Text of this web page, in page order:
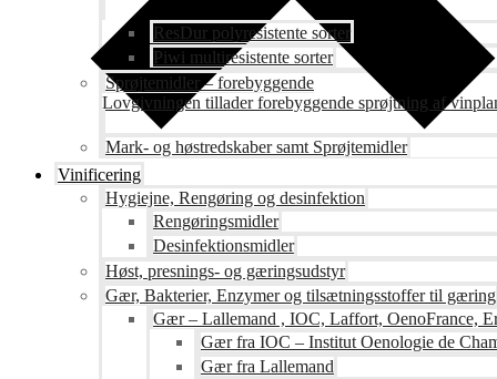
ResDur polyresistente sorter
Piwi multiresistente sorter
Sprøjtemidler – forebyggende
Lovgivningen tillader forebyggende sprøjtning af
Mark- og høstredskaber samt Sprøjtemidler
Vinificering
Hygiejne, Rengøring og desinfektion
Rengøringsmidler
Desinfektionsmidler
Høst, presnings- og gæringsudstyr
Gær, Bakterier, Enzymer og tilsætningsstoffer til gæring
Gær – Lallemand , IOC, Laffort, OenoFrance,
Gær fra IOC – Institut Oenologie de
Gær fra Lallemand